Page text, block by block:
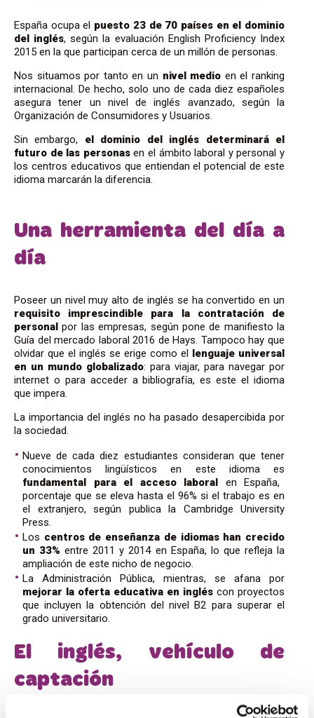
España ocupa el puesto 23 de 70 países en el dominio
del inglés, según la evaluación English Proficiency Index
2015 en la que participan cerca de un millón de personas.
Nos situamos por tanto en un nivel medio en el ranking
internacional. De hecho, solo uno de cada diez españoles
asegura tener un nivel de inglés avanzado, según la
Organización de Consumidores y Usuarios.
Sin embargo, el dominio del inglés determinará el
futuro de las personasen el ámbito laboral y personal y
los centros educativos que entiendan el potencial de este
idioma marcarán la diferencia.
Una herramienta del día a
día
Poseer un nivel muy alto de inglés se ha convertido en un
requisito imprescindible para la contratación de
personal por las empresas, según pone de manifiesto la
Guía del mercado laboral 2016 de Hays. Tampoco hay que
olvidar que el inglés se erige como el lenguaje universal
en un mundo globalizado: para viajar, para navegar por
internet o para acceder a bibliografía, es este el idioma
que impera.
La importancia del inglés no ha pasado desapercibida por
la sociedad.
Nueve de cada diez estudiantes consideran que tener
conocimientos lingüísticos en este idioma es
fundamental para el acceso laboral en España,
porcentaje que se eleva hasta el 96% si el trabajo es en
el extranjero, según publica la Cambridge University
Press.
Los centros de enseñanza de idiomas han crecido
un 33% entre 2011 y 2014 en España, lo que refleja la
ampliación de este nicho de negocio.
La Administración Pública, mientras, se afana por
mejorar la oferta educativa en inglés con proyectos
que incluyen la obtención del nivel B2 para superar el
grado universitario.
El inglés, vehículo de
captación